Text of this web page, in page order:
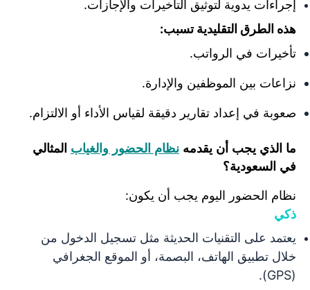
إجراءات يدوية لتوثيق التأخيرات والإجازات.
هذه الطرق التقليدية تسبب:
تأخيرات في الرواتب.
نزاعات بين الموظفين والإدارة.
صعوبة في إعداد تقارير دقيقة لقياس الأداء أو الالتزام.
ما الذي يجب أن يقدمه نظام الحضور والغياب المثالي
في السعودية؟
نظام الحضور اليوم يجب أن يكون:
ذكي
يعتمد على التقنيات الحديثة مثل تسجيل الدخول من
خلال تطبيق الهاتف، البصمة، أو الموقع الجغرافي
(GPS).